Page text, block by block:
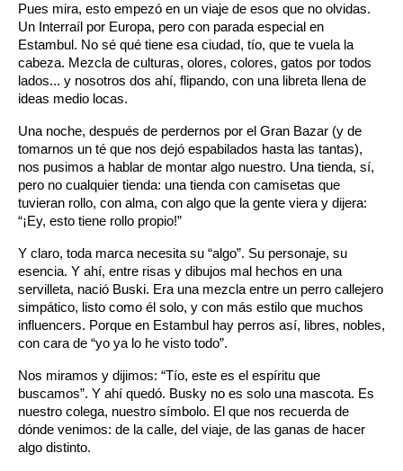
Pues mira, esto empezó en un viaje de esos que no olvidas.
Un Interraíl por Europa, pero con parada especial en
Estambul. No sé qué tiene esa ciudad, tío, que te vuela la
cabeza. Mezcla de culturas, olores, colores, gatos por todos
lados... y nosotros dos ahí, flipando, con una libreta llena de
ideas medio locas.
Una noche, después de perdernos por el Gran Bazar (y de
tomarnos un té que nos dejó espabilados hasta las tantas),
nos pusimos a hablar de montar algo nuestro. Una tienda, sí,
pero no cualquier tienda: una tienda con camisetas que
tuvieran rollo, con alma, con algo que la gente viera y dijera:
“¡Ey, esto tiene rollo propio!”
Y claro, toda marca necesita su “algo”. Su personaje, su
esencia. Y ahí, entre risas y dibujos mal hechos en una
servilleta, nació Buski. Era una mezcla entre un perro callejero
simpático, listo como él solo, y con más estilo que muchos
influencers. Porque en Estambul hay perros así, libres, nobles,
con cara de “yo ya lo he visto todo”.
Nos miramos y dijimos: “Tío, este es el espíritu que
buscamos”. Y ahí quedó. Busky no es solo una mascota. Es
nuestro colega, nuestro símbolo. El que nos recuerda de
dónde venimos: de la calle, del viaje, de las ganas de hacer
algo distinto.